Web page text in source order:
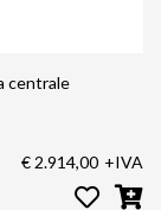
centrale
€ 2.914,00 +IVA